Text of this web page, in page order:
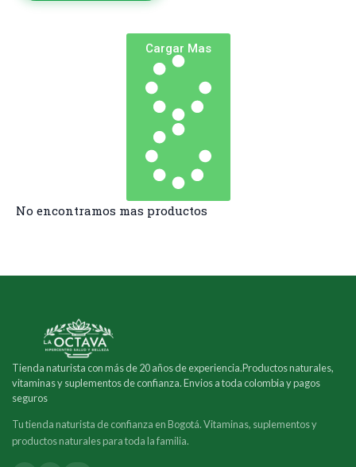
Cargar Mas
No encontramos mas productos
Tienda naturista con más de 20 años de experiencia.Productos naturales,
vitaminas y suplementos de confianza. Envios a toda colombia y pagos
seguros
Tu tienda naturista de confianza en Bogotá. Vitaminas, suplementos y
productos naturales para toda la familia.